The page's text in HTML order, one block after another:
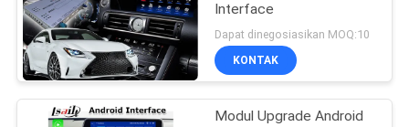
Interface
Dapat dinegosiasikan MOQ:10
KONTAK
Modul Upgrade Android